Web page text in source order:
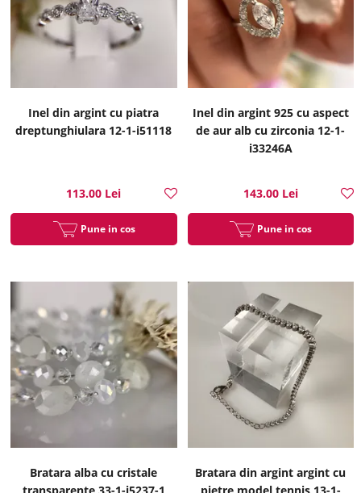
Inel din argint cu piatra
dreptunghiulara 12-1-i51118
113.00 Lei
Pune in cos
Inel din argint 925 cu aspect
de aur alb cu zirconia 12-1-
i33246A
143.00 Lei
Pune in cos
Bratara alba cu cristale
Bratara din argint argint cu